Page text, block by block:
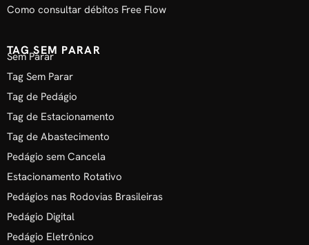
Como consultar débitos Free Flow
TAG SEM PARAR
Sem Parar
Tag Sem Parar
Tag de Pedágio
Tag de Estacionamento
Tag de Abastecimento
Pedágio sem Cancela
Estacionamento Rotativo
Pedágios nas Rodovias Brasileiras
Pedágio Digital
Pedágio Eletrônico